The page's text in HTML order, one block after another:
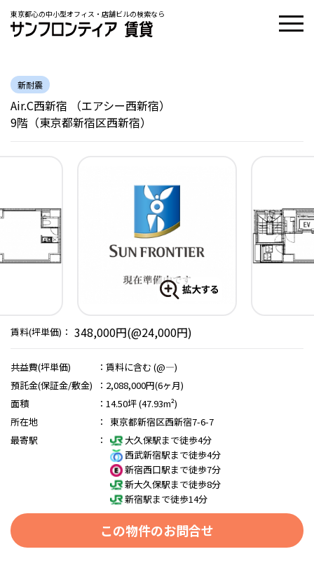
東京都心の中小型オフィス・店舗ビルの検索なら
新耐震
Air.C西新宿 （エアシー西新宿）
9階（東京都新宿区西新宿）
賃料(坪単価)： 348,000円(@24,000円)
共益費(坪単価) ： 賃料に含む (@―)
預託金(保証金/敷金)
： 2,088,000円(6ヶ月)
面積
： 14.50坪 (47.93m²)
所在地
：
東京都新宿区西新宿7-6-7
最寄駅
：
大久保駅まで徒歩4分
西武新宿駅まで徒歩4分
新宿西口駅まで徒歩7分
新大久保駅まで徒歩8分
新宿駅まで徒歩14分
この物件のお問合せ